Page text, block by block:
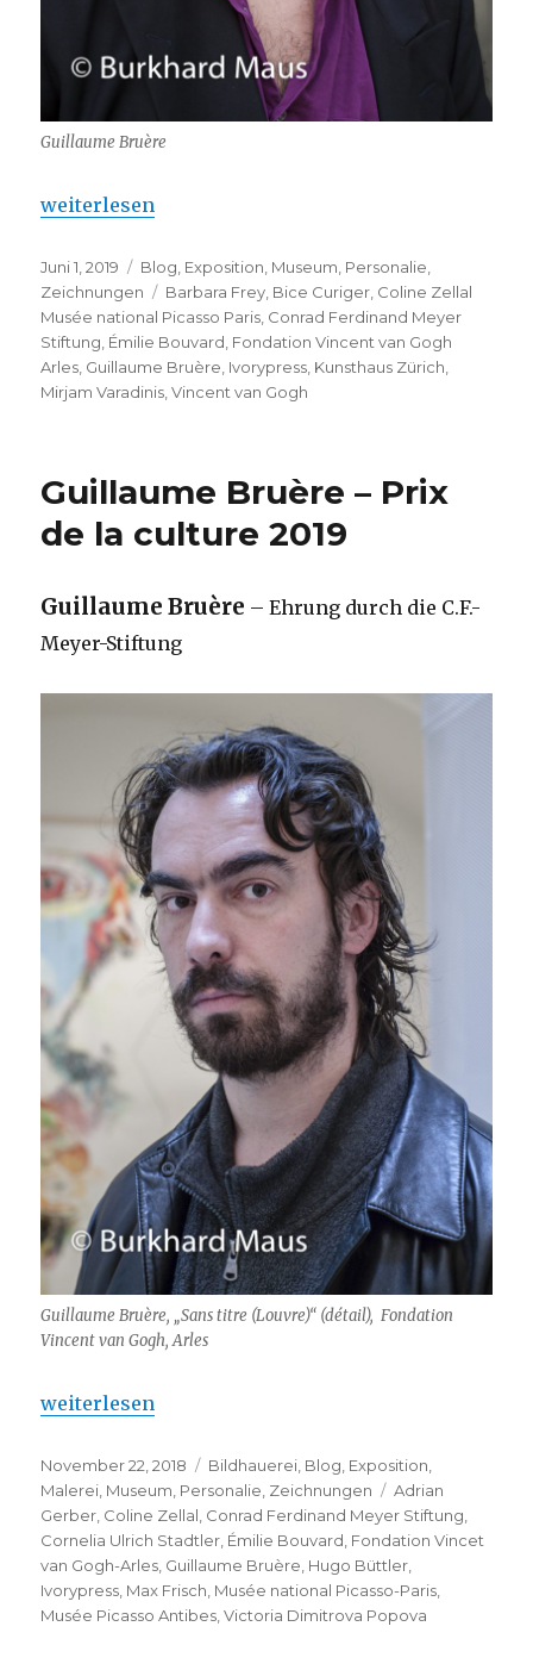
Guillaume Bruère
„Guillaume Bruère – Kunsthaus Zürich (Première)“
weiterlesen
Veröffentlicht
am
Juni 1, 2019 Kategorien
Blog Exposition Museum Personalie
Zeichnungen
Schlagwörter
Barbara Frey Bice Curiger Coline Zellal
Musée national Picasso Paris Conrad Ferdinand Meyer
Stiftung Émilie Bouvard Fondation Vincent van Gogh
Arles Guillaume Bruère Ivorypress Kunsthaus Zürich
Mirjam Varadinis ,Vincent van Gogh
Guillaume Bruère – Prix
de la culture 2019
Guillaume Bruère – Ehrung durch die C.F.-
Meyer-Stiftung
Guillaume Bruère, „Sans titre (Louvre)“ (détail), Fondation
Vincent van Gogh, Arles
„Guillaume Bruère – Prix de la culture 2019“
weiterlesen
Veröffentlicht
am
November 22, 2018 Kategorien
Bildhauerei Blog Exposition
Malerei Museum Personalie Zeichnungen Schlagwörter
Adrian
Gerber Coline Zellal Conrad Ferdinand Meyer Stiftung
Cornelia Ulrich Stadtler Émilie Bouvard Fondation Vincet
van Gogh-Arles Guillaume Bruère Hugo Büttler
Ivorypress Max Frisch Musée national Picasso-Paris
Musée Picasso Antibes ,Victoria Dimitrova Popova